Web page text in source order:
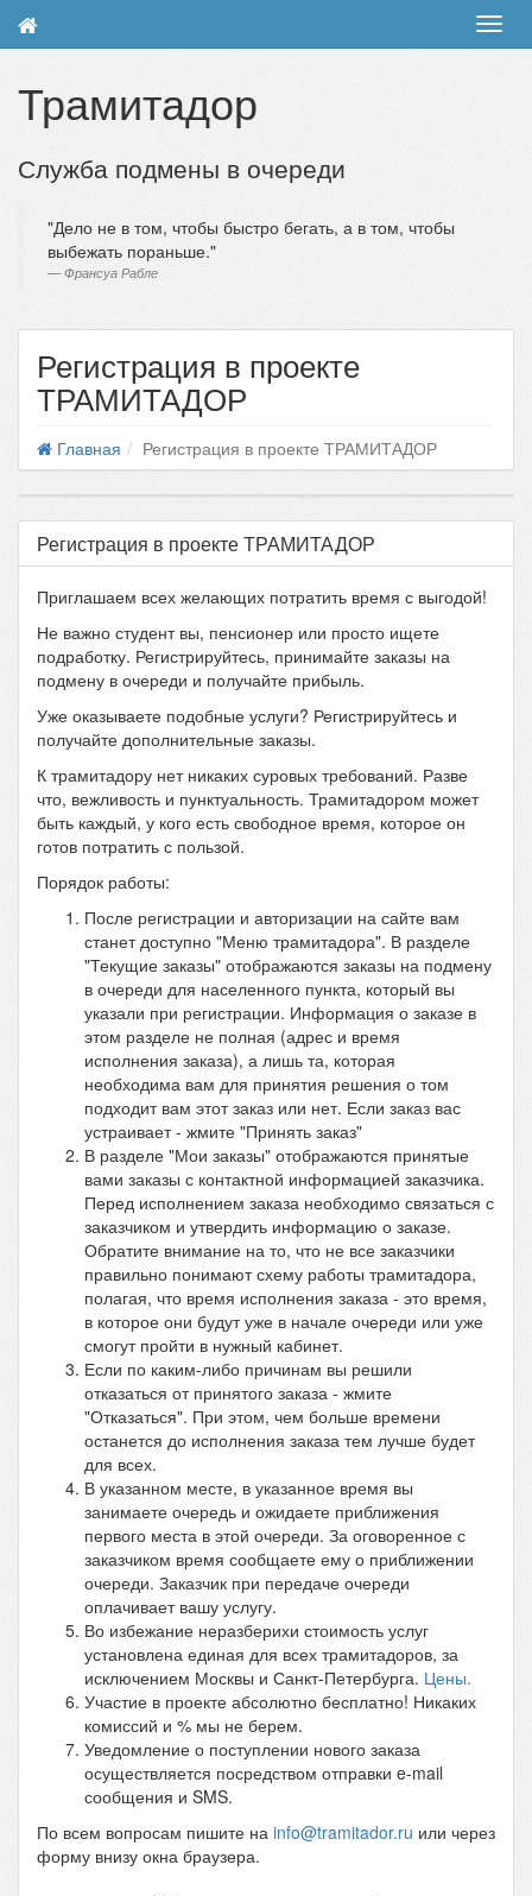
Трамитадор
Служба подмены в очереди
Дело не в том, чтобы быстро бегать, а в том, чтобы
выбежать пораньше.
Франсуа Рабле
Регистрация в проекте
ТРАМИТАДОР
Главная Регистрация в проекте ТРАМИТАДОР
Регистрация в проекте ТРАМИТАДОР
Приглашаем всех желающих потратить время с выгодой!
Не важно студент вы, пенсионер или просто ищете
подработку. Регистрируйтесь, принимайте заказы на
подмену в очереди и получайте прибыль.
Уже оказываете подобные услуги? Регистрируйтесь и
получайте дополнительные заказы.
К трамитадору нет никаких суровых требований. Разве
что, вежливость и пунктуальность. Трамитадором может
быть каждый, у кого есть свободное время, которое он
готов потратить с пользой.
Порядок работы:
После регистрации и авторизации на сайте вам
станет доступно "Меню трамитадора". В разделе
"Текущие заказы" отображаются заказы на подмену
в очереди для населенного пункта, который вы
указали при регистрации. Информация о заказе в
этом разделе не полная (адрес и время
исполнения заказа), а лишь та, которая
необходима вам для принятия решения о том
подходит вам этот заказ или нет. Если заказ вас
устраивает - жмите "Принять заказ"
В разделе "Мои заказы" отображаются принятые
вами заказы с контактной информацией заказчика.
Перед исполнением заказа необходимо связаться с
заказчиком и утвердить информацию о заказе.
Обратите внимание на то, что не все заказчики
правильно понимают схему работы трамитадора,
полагая, что время исполнения заказа - это время,
в которое они будут уже в начале очереди или уже
смогут пройти в нужный кабинет.
Если по каким-либо причинам вы решили
отказаться от принятого заказа - жмите
"Отказаться". При этом, чем больше времени
останется до исполнения заказа тем лучше будет
для всех.
В указанном месте, в указанное время вы
занимаете очередь и ожидаете приближения
первого места в этой очереди. За оговоренное с
заказчиком время сообщаете ему о приближении
очереди. Заказчик при передаче очереди
оплачивает вашу услугу.
Во избежание неразберихи стоимость услуг
установлена единая для всех трамитадоров, за
исключением Москвы и Санкт-Петербурга. Цены.
Участие в проекте абсолютно бесплатно! Никаких
комиссий и % мы не берем.
Уведомление о поступлении нового заказа
осуществляется посредством отправки e-mail
сообщения и SMS.
По всем вопросам пишите на info@tramitador.ru или через
форму внизу окна браузера.